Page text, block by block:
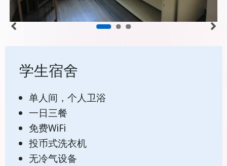
学生宿舍
单人间，个人卫浴
一日三餐
免费WiFi
投币式洗衣机
无冷气设备